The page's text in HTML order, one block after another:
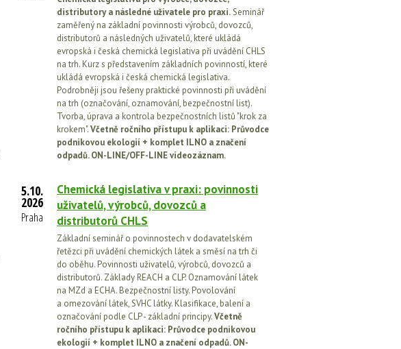
distributory a následné uživatele pro praxi.Seminář
zaměřený na základní povinnosti výrobců, dovozců,
distributorů a následných uživatelů, které ukládá
evropská i česká chemická legislativa při uvádění CHLS
na trh. Kurz s představením základních povinností, které
ukládá evropská i česká chemická legislativa.
Podrobněji jsou řešeny praktické povinnosti při uvádění
na trh (označování, oznamování, bezpečnostní list).
Tvorba, úprava a kontrola bezpečnostních listů "krok za
krokem".Včetně ročního přístupu k aplikaci: Průvodce
podnikovou ekologií + komplet ILNO a značení
odpadů. ON-LINE/OFF-LINE videozáznam.
5.10.
2026
Praha
Chemická legislativa v praxi: povinnosti
uživatelů, výrobců, dovozců a
distributorů CHLS
Základní seminář o povinnostech v dodavatelském
řetězci při uvádění chemických látek a směsí na trh či
do oběhu. Povinnosti uživatelů, výrobců, dovozců a
distributorů. Základy REACH a CLP. Oznamování látek
na MZd a ECHA. Bezpečnostní listy. Povolování
a omezování látek, SVHC látky. Klasifikace, balení a
označování podle CLP - základní principy.Včetně
ročního přístupu k aplikaci: Průvodce podnikovou
ekologií + komplet ILNO a značení odpadů. ON-